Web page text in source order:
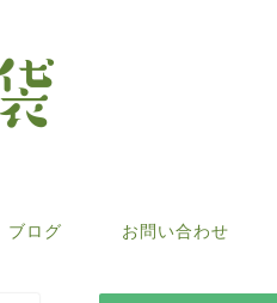
ブログ お問い合わせ